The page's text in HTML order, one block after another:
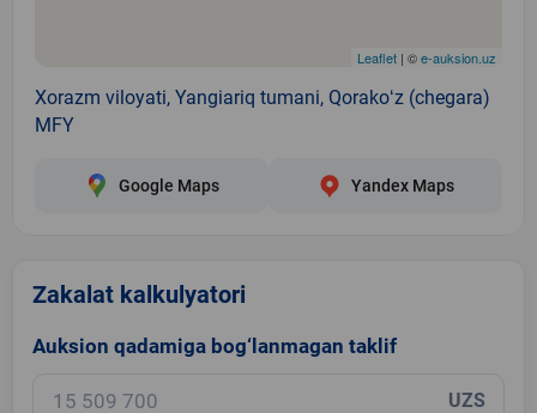
Leaflet | ©e-auksion.uz
Xorazm viloyati, Yangiariq tumani, Qorakoʻz (chegara)
MFY
Google Maps Yandex Maps
Zakalat kalkulyatori
Auksion qadamiga bog‘lanmagan taklif
UZS